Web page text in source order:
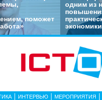
поможет
одним из
ИНТЕРВЬЮ МЕРОПРИЯТИЯ